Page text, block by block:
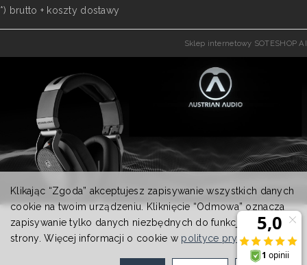
*) brutto + koszty dostawy
Sklep internetowy SOTESHOP AI
Klikając “Zgoda” akceptujesz zapisywanie wszystkich danych
cookie na twoim urządzeniu. Kliknięcie “Odmowa” oznacza
zapisywanie tylko danych niezbędnych do funkcjonowania
strony. Więcej informacji o cookie w polityce prywatności.